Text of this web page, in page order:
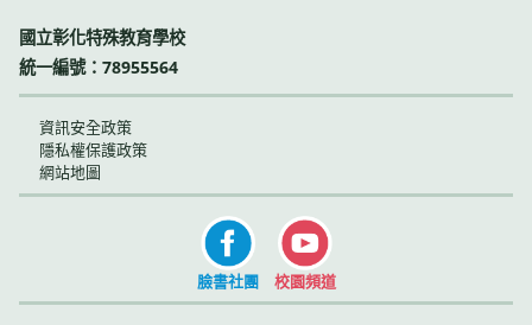
國立彰化特殊教育學校
統一編號：78955564
資訊安全政策
隱私權保護政策
網站地圖
臉書社團 校園頻道